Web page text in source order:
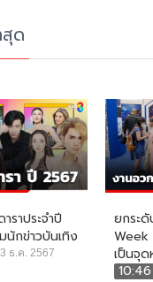
สุด
ราประจำปี
นักข่าวบันเทิง
ธ.ค. 2567
ยกระ
Week
เป็นจุด